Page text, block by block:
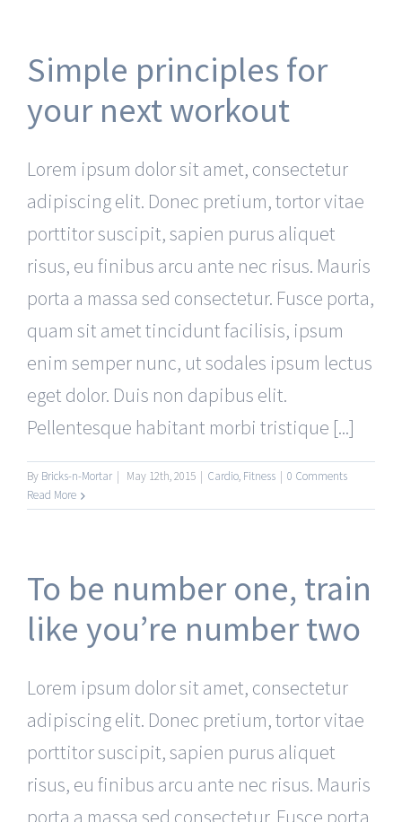
Simple principles for
your next workout
Lorem ipsum dolor sit amet, consectetur
adipiscing elit. Donec pretium, tortor vitae
porttitor suscipit, sapien purus aliquet
risus, eu finibus arcu ante nec risus. Mauris
porta a massa sed consectetur. Fusce porta,
quam sit amet tincidunt facilisis, ipsum
enim semper nunc, ut sodales ipsum lectus
eget dolor. Duis non dapibus elit.
Pellentesque habitant morbi tristique [...]
By Bricks-n-Mortar | May 12th, 2015 | Cardio, Fitness | 0 Comments
Read More
To be number one, train
like you’re number two
Lorem ipsum dolor sit amet, consectetur
adipiscing elit. Donec pretium, tortor vitae
porttitor suscipit, sapien purus aliquet
risus, eu finibus arcu ante nec risus. Mauris
porta a massa sed consectetur. Fusce porta,